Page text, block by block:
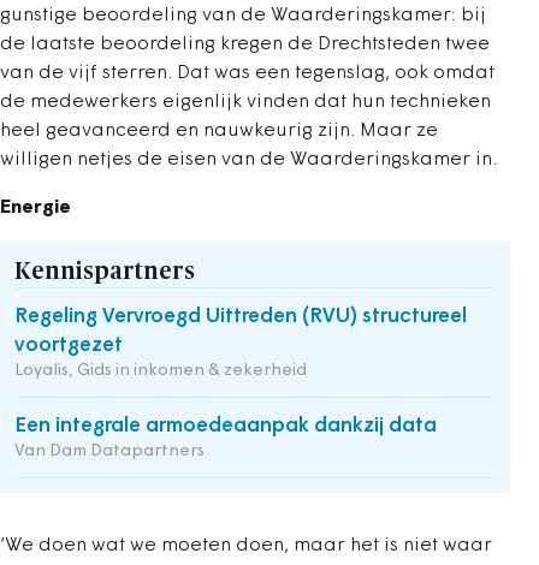
gunstige beoordeling van de Waarderingskamer: bij
de laatste beoordeling kregen de Drechtsteden twee
van de vijf sterren. Dat was een tegenslag, ook omdat
de medewerkers eigenlijk vinden dat hun technieken
heel geavanceerd en nauwkeurig zijn. Maar ze
willigen netjes de eisen van de Waarderingskamer in.
Energie
Kennispartners
Regeling Vervroegd Uittreden (RVU) structureel
voortgezet
Loyalis, Gids in inkomen & zekerheid
Een integrale armoedeaanpak dankzij data
Van Dam Datapartners
‘We doen wat we moeten doen, maar het is niet waar